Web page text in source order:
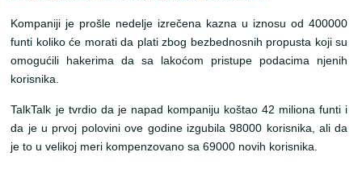
Kompaniji je prošle nedelje izrečena kazna u iznosu od 400000
funti koliko će morati da plati zbog bezbednosnih propusta koji su
omogućili hakerima da sa lakoćom pristupe podacima njenih
korisnika.
TalkTalk je tvrdio da je napad kompaniju koštao 42 miliona funti i
da je u prvoj polovini ove godine izgubila 98000 korisnika, ali da
je to u velikoj meri kompenzovano sa 69000 novih korisnika.